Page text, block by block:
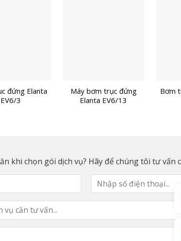
đứng Elanta
EV6/3
Máy bơm trục đứng
Elanta EV6/13
Bơm
khi chọn gói dịch vụ? Hãy để chúng tôi tư vấn